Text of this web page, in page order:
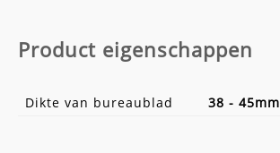
Product eigenschappen
Dikte van bureaublad 38 - 45mm